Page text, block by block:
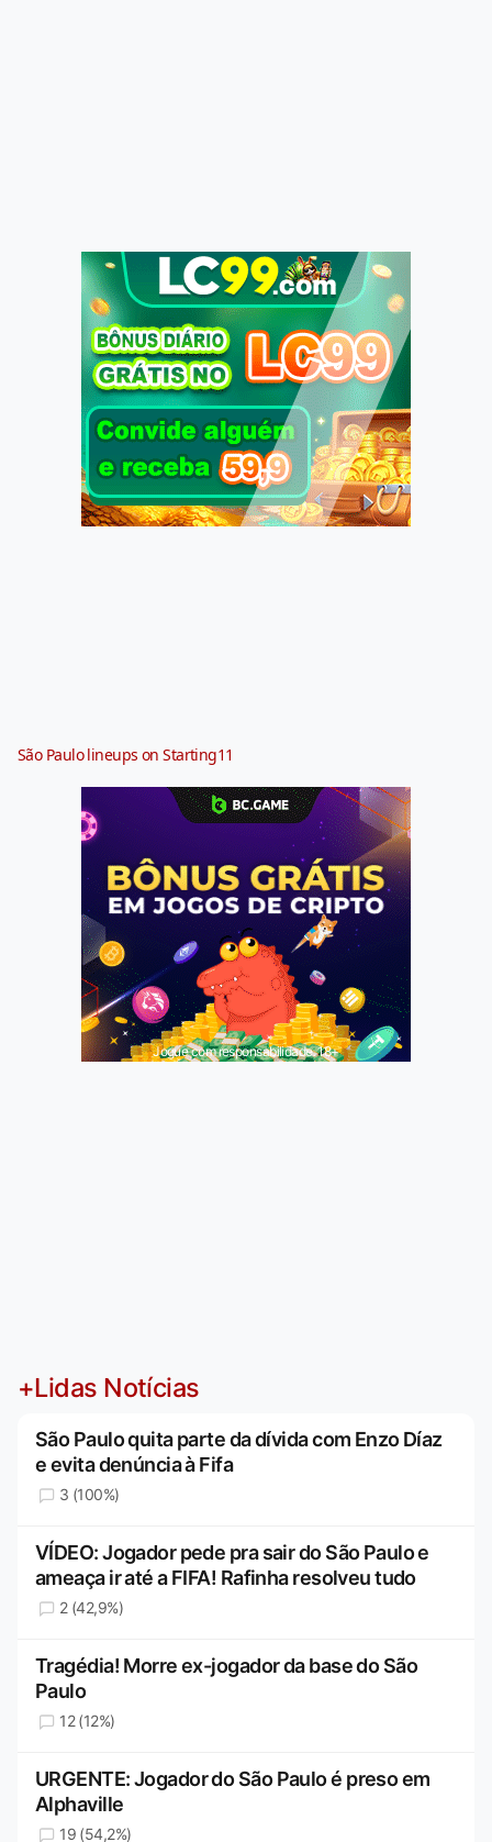
São Paulo lineups on Starting11
Jogue com responsabilidade. 18+
+Lidas Notícias
São Paulo quita parte da dívida com Enzo Díaz
e evita denúncia à Fifa
3 (100%)
VÍDEO: Jogador pede pra sair do São Paulo e
ameaça ir até a FIFA! Rafinha resolveu tudo
2 (42,9%)
Tragédia! Morre ex-jogador da base do São
Paulo
12 (12%)
URGENTE: Jogador do São Paulo é preso em
Alphaville
19 (54,2%)